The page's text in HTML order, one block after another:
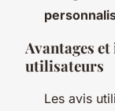
Avantages
utilisateurs
Les avis